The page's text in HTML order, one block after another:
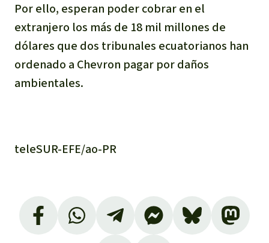
Por ello, esperan poder cobrar en el
extranjero los más de 18 mil millones de
dólares que dos tribunales ecuatorianos han
ordenado a Chevron pagar por daños
ambientales.
teleSUR-EFE/ao-PR